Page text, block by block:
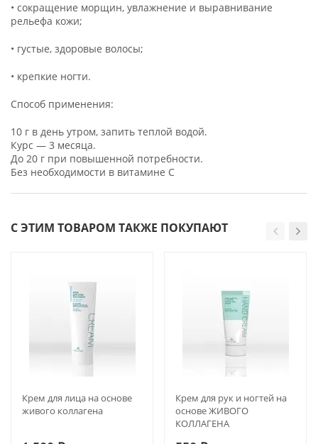
• сокращение морщин, увлажнение и выравнивание
рельефа кожи;
• густые, здоровые волосы;
• крепкие ногти.
Способ применения:
10 г в день утром, запить теплой водой.
Курс — 3 месяца.
До 20 г при повышенной потребности.
Без необходимости в витамине C
С ЭТИМ ТОВАРОМ ТАКЖЕ ПОКУПАЮТ
Крем для лица на основе
живого коллагена
Крем для рук и ногтей на
основе ЖИВОГО
КОЛЛАГЕНА